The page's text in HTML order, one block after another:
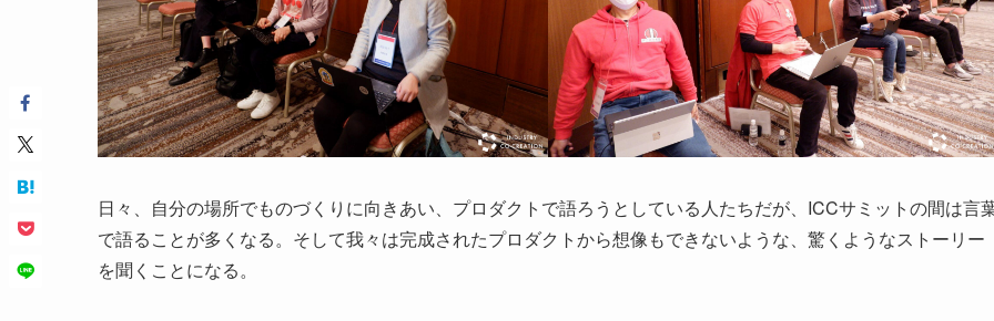
日々、自分の場所でものづくりに向きあい、プロダクトで語ろうとしている人たちだが、ICCサミットの間は言
で語ることが多くなる。そして我々は完成されたプロダクトから想像もできないような、驚くようなストーリー
を聞くことになる。